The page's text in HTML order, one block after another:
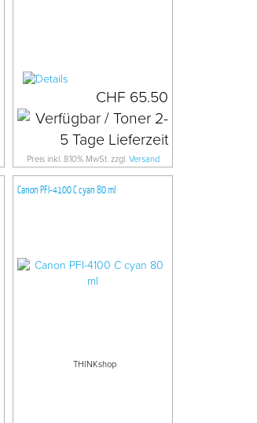
CHF 65.50
Preis inkl. 8.10% MwSt. zzgl. Versand
Canon PFI-4100 C cyan 80 ml
THINKshop